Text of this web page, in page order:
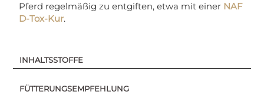
INHALTSSTOFFE
FÜTTERUNGSEMPFEHLUNG
Pferd regelmäßig zu entgiften, etwa mit einer NAF
D-Tox-Kur.